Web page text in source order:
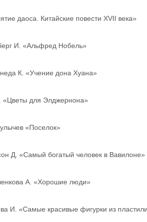
даоса. Китайские повести XVII века»
И. «Альфред Нобель»
К. «Учение дона Хуана»
«Цветы для Элджернона»
«Поселок»
Д. «Самый богатый человек в Вавилоне»
А. «Хорошие люди»
И. «Самые красивые фигурки из